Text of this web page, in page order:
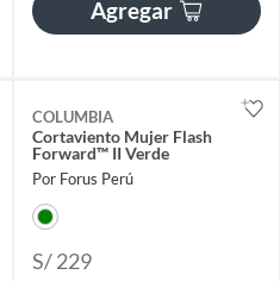
Agregar
COLUMBIA
Cortaviento Mujer Flash
Forward™ II Verde
Por Forus Perú
S/ 229